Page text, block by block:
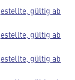
gültig ab
gültig ab
gültig ab